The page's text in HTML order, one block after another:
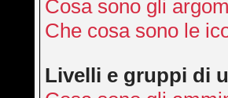
Cosa sono gli
Che cosa sono le
Livelli e gruppi di